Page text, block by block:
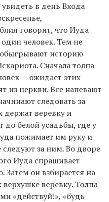
в день Входа
говорит, что Иуда
человек. Тем не
историю
Сначала толпа
— ожидает этих
из церкви. Все напевают
следовать за
веревку и
белой усадьбы, где у
пожимает им руку и
следуют за ним. Во дворе
Иуда спрашивает
Затем он взбирается на
веревку. Толпа
«действуй!», «будь